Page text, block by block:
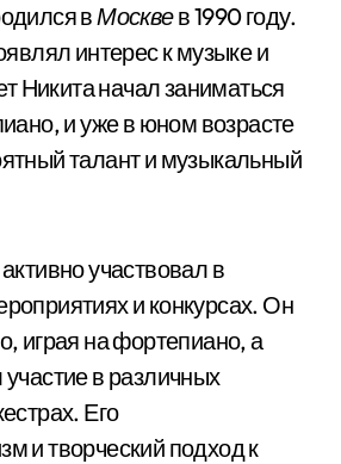
вМосквев 1990 году.
интерес к музыке и
Никита начал заниматься
и уже в юном возрасте
талант и музыкальный
участвовал в
и конкурсах. Он
играя на фортепиано, а
в различных
Его
и творческий подход к